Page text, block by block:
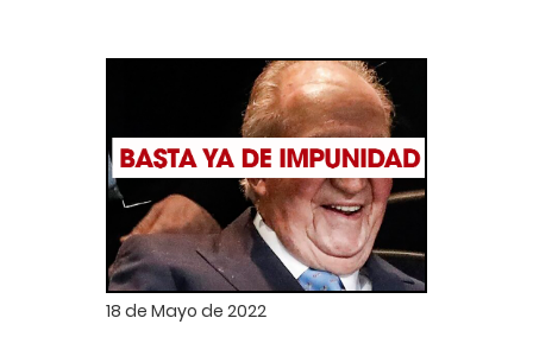
18 de Mayo de 2022